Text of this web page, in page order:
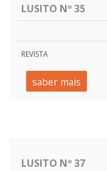
LUSITO Nº 35
REVISTA
saber mais
LUSITO Nº 37